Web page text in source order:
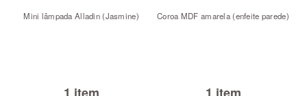
Mini lâmpada Alladin (Jasmine) Coroa MDF amarela (enfeite parede)